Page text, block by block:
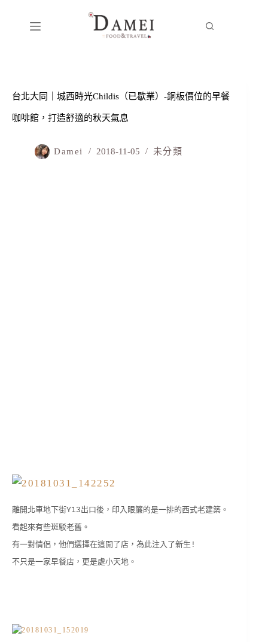
台北大同｜城西時光Childis（已歇業）-銅板價位的早餐
咖啡館，打造舒適的秋天氣息
Damei 2018-11-05 未分類
離開北車地下街Y13出口後，印入眼簾的是一排的西式老建築。
看起來有些斑駁老舊。
有一對情侶，他們選擇在這開了店，為此注入了新生!
不只是一家早餐店，更是處小天地。